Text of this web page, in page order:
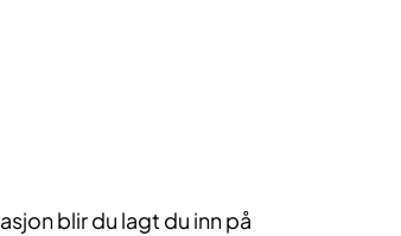
blir du lagt du inn på